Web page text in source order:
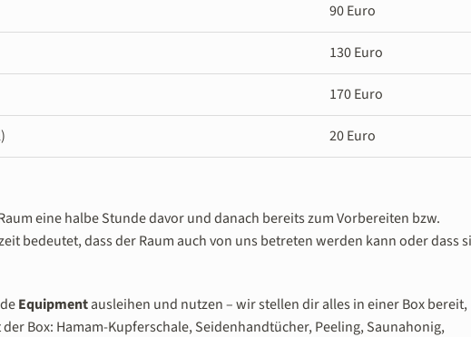
90 Euro
130 Euro
170 Euro
20 Euro
eine halbe Stunde davor und danach bereits zum Vorbereiten bzw.
bedeutet, dass der Raum auch von uns betreten werden kann oder dass
Equipmentausleihen und nutzen – wir stellen dir alles in einer Box bereit,
Box: Hamam-Kupferschale, Seidenhandtücher, Peeling, Saunahonig,